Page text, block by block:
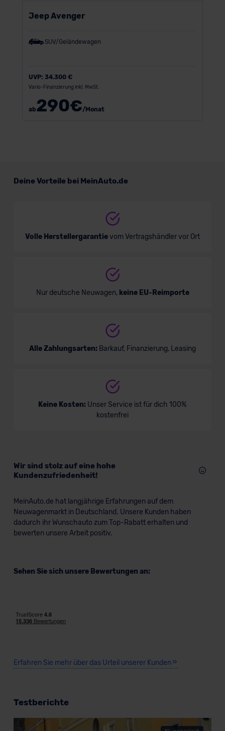
Jeep Avenger
SUV/Geländewagen
UVP: 34.300 €
Vario-Finanzierung inkl. MwSt.
ab290€/Monat
Deine Vorteile bei MeinAuto.de
Volle Herstellergarantievom Vertragshändler vor Ort
Nur deutsche Neuwagen, keine EU-Reimporte
Alle Zahlungsarten: Barkauf, Finanzierung, Leasing
Keine Kosten: Unser Service ist für dich 100%
kostenfrei
Wir sind stolz auf eine hohe
Kundenzufriedenheit!
MeinAuto.de hat langjährige Erfahrungen auf dem
Neuwagenmarkt in Deutschland. Unsere Kunden haben
dadurch ihr Wunschauto zum Top-Rabatt erhalten und
bewerten unsere Arbeit positiv.
Sehen Sie sich unsere Bewertungen an:
Erfahren Sie mehr über das Urteil unserer Kunden
Testberichte